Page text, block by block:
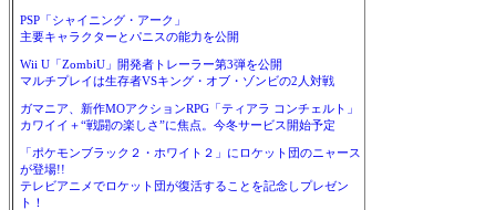
PSP「シャイニング・アーク」
主要キャラクターとパニスの能力を公開
Wii U「ZombiU」開発者トレーラー第3弾を公開
マルチプレイは生存者VSキング・オブ・ゾンビの2人対戦
ガマニア、新作MOアクションRPG「ティアラ コンチェルト」
カワイイ＋“戦闘の楽しさ”に焦点。今冬サービス開始予定
「ポケモンブラック２・ホワイト２」にロケット団のニャース
が登場!!
テレビアニメでロケット団が復活することを記念しプレゼン
ト！